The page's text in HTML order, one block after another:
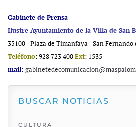
Gabinete de Prensa
Ilustre Ayuntamiento de la Villa de San
35100 - Plaza de Timanfaya - San Fernando
Teléfono: 928 723 400Ext: 1535
mail:
BUSCAR NOTICIAS
CULTURA